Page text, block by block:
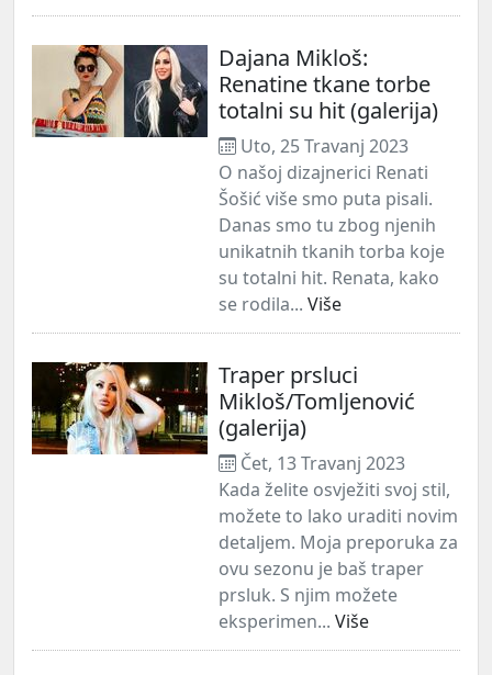
Dajana Mikloš:
Renatine tkane torbe
totalni su hit (galerija)
Uto, 25 Travanj 2023
O našoj dizajnerici Renati
Šošić više smo puta pisali.
Danas smo tu zbog njenih
unikatnih tkanih torba koje
su totalni hit. Renata, kako
se rodila... Više
Traper prsluci
Mikloš/Tomljenović
(galerija)
Čet, 13 Travanj 2023
Kada želite osvježiti svoj stil,
možete to lako uraditi novim
detaljem. Moja preporuka za
ovu sezonu je baš traper
prsluk. S njim možete
eksperimen... Više